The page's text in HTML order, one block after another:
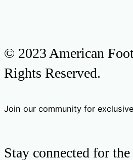
© 2023 American
Rights Reserved.
Join our community for
Stay connected for